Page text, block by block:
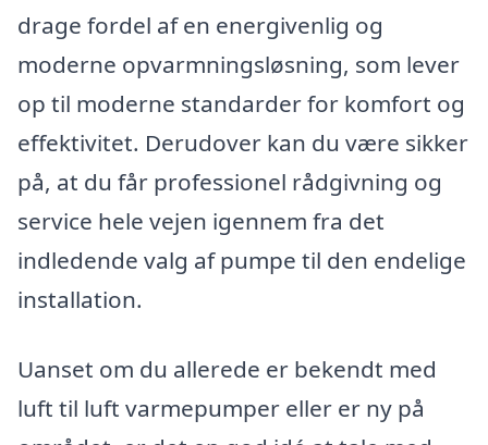
drage fordel af en energivenlig og
moderne opvarmningsløsning, som lever
op til moderne standarder for komfort og
effektivitet. Derudover kan du være sikker
på, at du får professionel rådgivning og
service hele vejen igennem fra det
indledende valg af pumpe til den endelige
installation.
Uanset om du allerede er bekendt med
luft til luft varmepumper eller er ny på